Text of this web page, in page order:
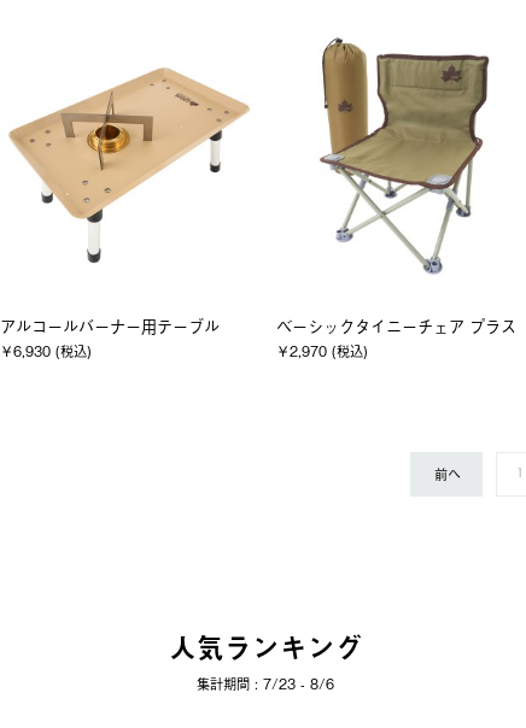
アルコールバーナー用テーブル
￥6,930 (税込)
ベーシックタイニーチェア プラス
￥2,970 (税込)
前へ
人気ランキング
集計期間 : 7/23 - 8/6